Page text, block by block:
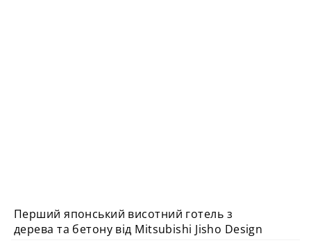
Перший японський висотний готель з
дерева та бетону від Mitsubishi Jisho Design